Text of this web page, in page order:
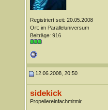
Registriert seit: 20.05.2008
Ort: im Paralleluniversum
Beiträge: 916
12.06.2008, 20:50
sidekick
Propellereinfachmitmir